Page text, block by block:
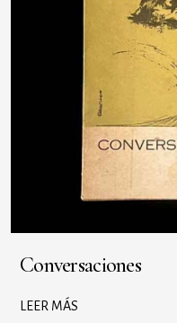
Conversaciones
LEER MÁS